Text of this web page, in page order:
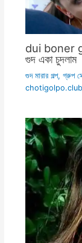
dui boner
গুদ একা চুদলাম
গুদ মারার গল্প, গ্রুপ
chotigolpo.club